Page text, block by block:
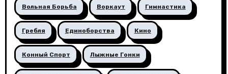
Вольная Борьба Воркаут Гимнастика
Гребля Единоборства Кино
Конный Спорт Лыжные Гонки